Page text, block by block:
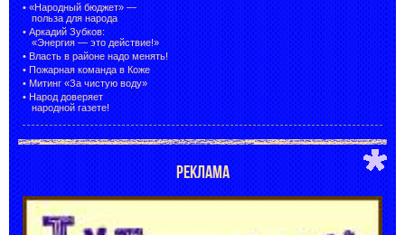
• «Народный бюджет» —
польза для народа
• Аркадий Зубков:
«Энергия — это действие!»
• Власть в районе надо менять!
• Пожарная команда в Коже
• Митинг «За чистую воду»
• Народ доверяет
народной газете!
РЕКЛАМА